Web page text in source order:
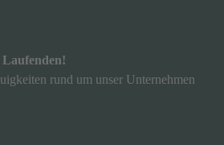
rund um unser Unternehmen